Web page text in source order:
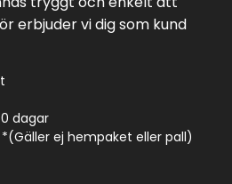
erbjuder vi dig som kund
dagar
ej hempaket eller pall)